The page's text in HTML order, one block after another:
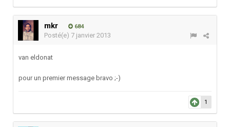
mkr 684
Posté(e) 7 janvier 2013
van eldonat
pour un premier message bravo ;-)
1